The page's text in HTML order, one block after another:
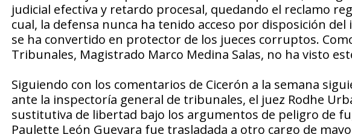
judicial efectiva y retardo procesal, quedando el reclamo
cual, la defensa nunca ha tenido acceso por disposición
se ha convertido en protector de los jueces corruptos.
Tribunales, Magistrado Marco Medina Salas, no ha visto
Siguiendo con los comentarios de Cicerón a la semana
ante la inspectoría general de tribunales, el juez Rodhe
sustitutiva de libertad bajo los argumentos de peligro de
Paulette León Guevara fue trasladada a otro cargo de